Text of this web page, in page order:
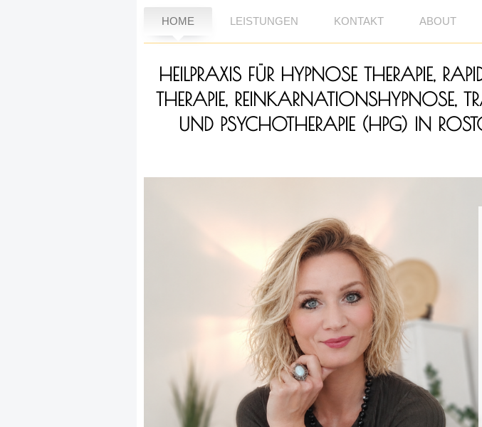
HOME LEISTUNGEN KONTAKT ABOUT
HEILPRAXIS FÜR HYPNOSE THERAPIE,
THERAPIE, REINKARNATIONSHYPNOSE,
UND PSYCHOTHERAPIE (HPG) IN